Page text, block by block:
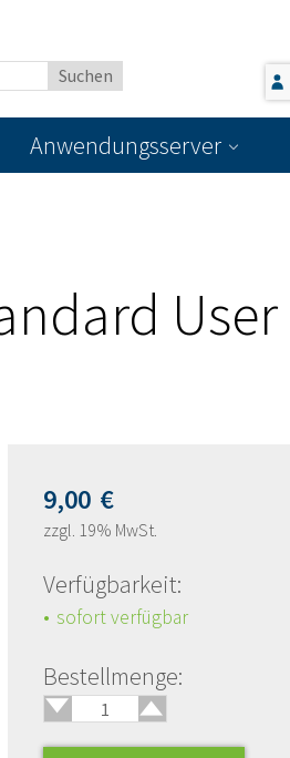
Anwendungsserver
User
9,00 €
zzgl. 19% MwSt.
Verfügbarkeit:
sofort verfügbar
Bestellmenge:
🢓
🢑